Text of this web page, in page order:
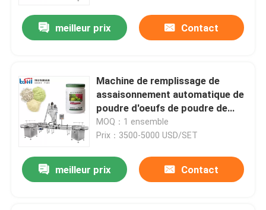
meilleur prix Contact
Machine de remplissage de
assaisonnement automatique de
poudre d'oeufs de poudre de
protéine de poudre d'épice de
poudre
MOQ：1 ensemble
Prix：3500-5000 USD/SET
meilleur prix Contact